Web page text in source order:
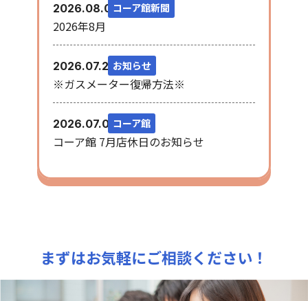
2026.08.03コーア館新聞
2026年8月
2026.07.28お知らせ
※ガスメーター復帰方法※
2026.07.08コーア館
コーア館 7月店休日のお知らせ
まずはお気軽にご相談ください！